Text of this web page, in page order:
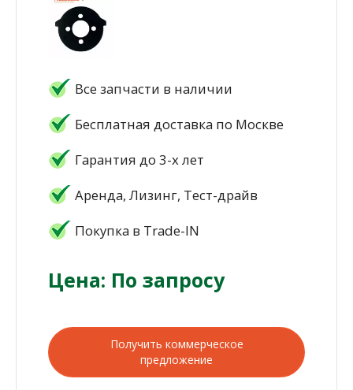
Все запчасти в наличии
Бесплатная доставка по Москве
Гарантия до 3-х лет
Аренда, Лизинг, Тест-драйв
Покупка в Trade-IN
Цена: По запросу
Получить коммерческое
предложение